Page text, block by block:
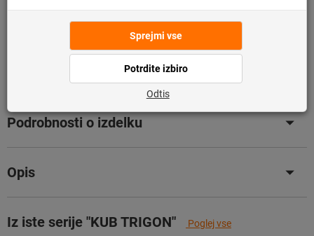
saj ni del naše glavne ponudbe in ga zato nimamo na
Dodaj na seznam želja Deli izdelek
Podrobnosti o izdelku
Opis
Iz iste serije "KUB TRIGON" Poglej vse